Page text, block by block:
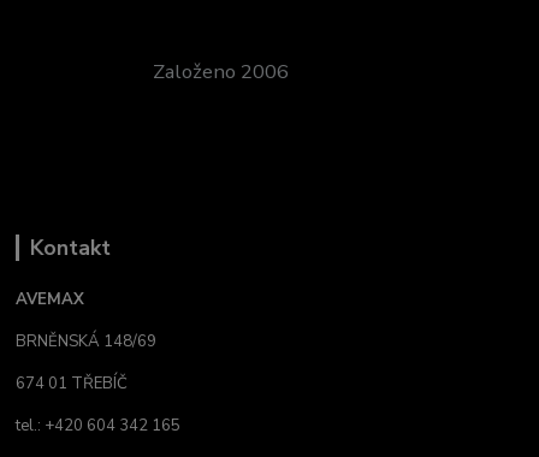
Založeno 2006
Kontakt
AVEMAX
BRNĚNSKÁ 148/69
674 01 TŘEBÍČ
tel.: +420 604 342 165